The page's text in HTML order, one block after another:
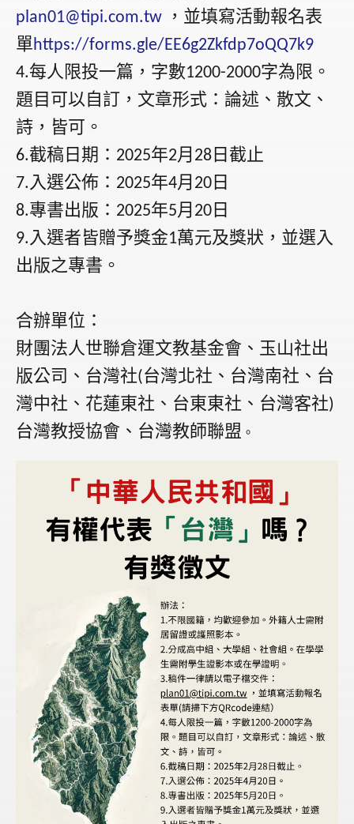
plan01@tipi.com.tw ，並填寫活動報名表
單https://forms.gle/EE6g2Zkfdp7oQQ7k9
4.每人限投一篇，字數1200-2000字為限。
題目可以自訂，文章形式：論述、散文、
詩，皆可。
6.截稿日期： 2025年2月 28 日截止
7. 入選公佈： 2025年4月 20 日
8.專書出版： 2025年5月 20 日
9. 入選者皆贈予獎金1萬元及獎狀，並選入
出版之專書。
合辦單位：
財團法人世聯倉運文教基金會、玉山社出
版公司、台灣社(台灣北社、台灣南社、台
灣中社、花蓮東社、台東東社、台灣客社)
台灣教授協會、台灣教師聯盟 。